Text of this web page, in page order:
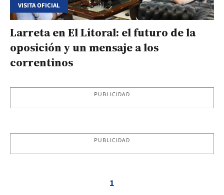
VISITA OFICIAL
Larreta en El Litoral: el futuro de la
oposición y un mensaje a los
correntinos
PUBLICIDAD
PUBLICIDAD
1